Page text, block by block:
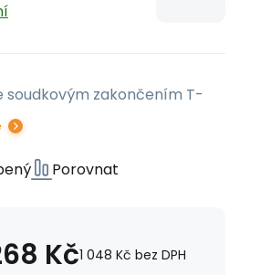
soudkovým zakončením T-
Porovnat
Kč1 048 Kč bez DPH